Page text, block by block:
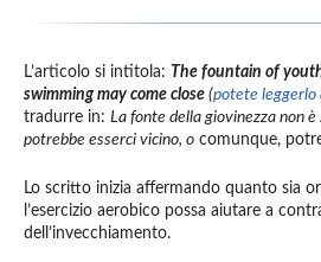
L’articolo si intitola: The fountain of
swimming may come close (potete leggerlo
tradurre in: La fonte della giovinezza non
potrebbe esserci vicino, o comunque,
Lo scritto inizia affermando quanto sia
l’esercizio aerobico possa aiutare a
dell’invecchiamento.